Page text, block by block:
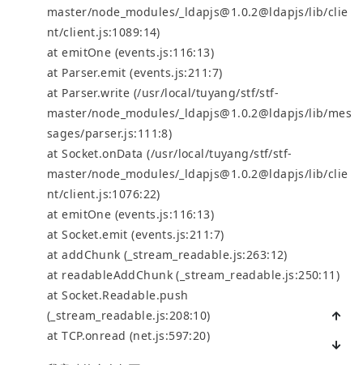
master/node_modules/_ldapjs@1.0.2@ldapjs/lib/clie
nt/client.js:1089:14)
at emitOne (events.js:116:13)
at Parser.emit (events.js:211:7)
at Parser.write (/usr/local/tuyang/stf/stf-
master/node_modules/_ldapjs@1.0.2@ldapjs/lib/mes
sages/parser.js:111:8)
at Socket.onData (/usr/local/tuyang/stf/stf-
master/node_modules/_ldapjs@1.0.2@ldapjs/lib/clie
nt/client.js:1076:22)
at emitOne (events.js:116:13)
at Socket.emit (events.js:211:7)
at addChunk (_stream_readable.js:263:12)
at readableAddChunk (_stream_readable.js:250:11)
at Socket.Readable.push
(_stream_readable.js:208:10)
at TCP.onread (net.js:597:20)